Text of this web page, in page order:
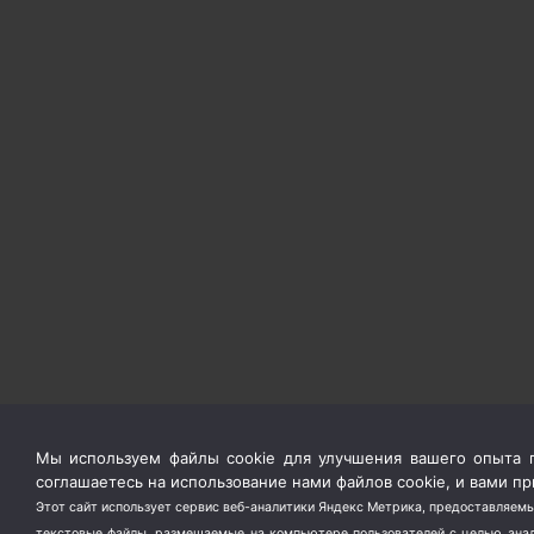
Мы используем файлы cookie для улучшения вашего опыта
соглашаетесь на использование нами файлов cookie, и вами
Этот сайт использует сервис веб-аналитики Яндекс Метрика,